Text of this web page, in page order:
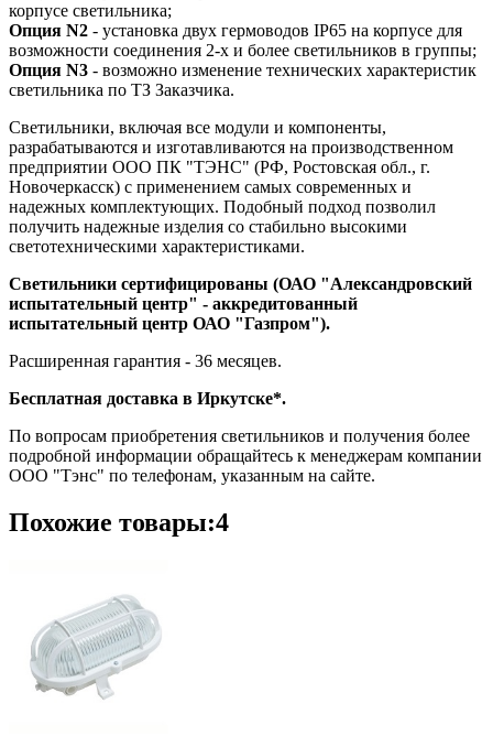
корпусе светильника;
Опция N2 - установка двух гермоводов IP65 на корпусе для
возможности соединения 2-х и более светильников в группы;
Опция N3 - возможно изменение технических характеристик
светильника по ТЗ Заказчика.
Светильники, включая все модули и компоненты,
разрабатываются и изготавливаются на производственном
предприятии ООО ПК "ТЭНС" (РФ, Ростовская обл., г.
Новочеркасск) с применением самых современных и
надежных комплектующих. Подобный подход позволил
получить надежные изделия со стабильно высокими
светотехническими характеристиками.
Светильники сертифицированы (ОАО "Александровский
испытательный центр" - аккредитованный
испытательный центр ОАО "Газпром").
Расширенная гарантия - 36 месяцев.
Бесплатная доставка в Иркутске*.
По вопросам приобретения светильников и получения более
подробной информации обращайтесь к менеджерам компании
ООО "Тэнс" по телефонам, указанным на сайте.
Похожие товары:4